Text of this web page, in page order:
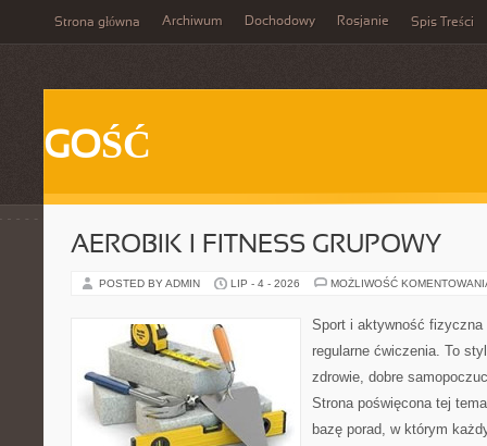
Strona główna Archiwum Dochodowy Rosjanie Spis Treści
GOŚĆ
AEROBIK I FITNESS GRUPOWY
POSTED BY ADMIN LIP - 4 - 2026 MOŻLIWOŚĆ
Sport i aktywność
regularne ćwiczenia. To
zdrowie, dobre
Strona poświęcona tej
bazę porad, w którym